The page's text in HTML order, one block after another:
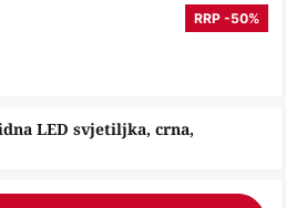
LED svjetiljka, crna,
RRP -50%